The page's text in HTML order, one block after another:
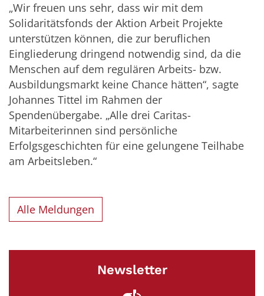
„Wir freuen uns sehr, dass wir mit dem
Solidaritätsfonds der Aktion Arbeit Projekte
unterstützen können, die zur beruflichen
Eingliederung dringend notwendig sind, da die
Menschen auf dem regulären Arbeits- bzw.
Ausbildungsmarkt keine Chance hätten“, sagte
Johannes Tittel im Rahmen der
Spendenübergabe. „Alle drei Caritas-
Mitarbeiterinnen sind persönliche
Erfolgsgeschichten für eine gelungene Teilhabe
am Arbeitsleben.“
Alle Meldungen
Newsletter